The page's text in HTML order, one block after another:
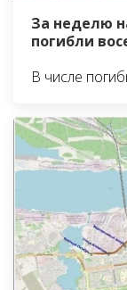
За неделю
погибли
В числе